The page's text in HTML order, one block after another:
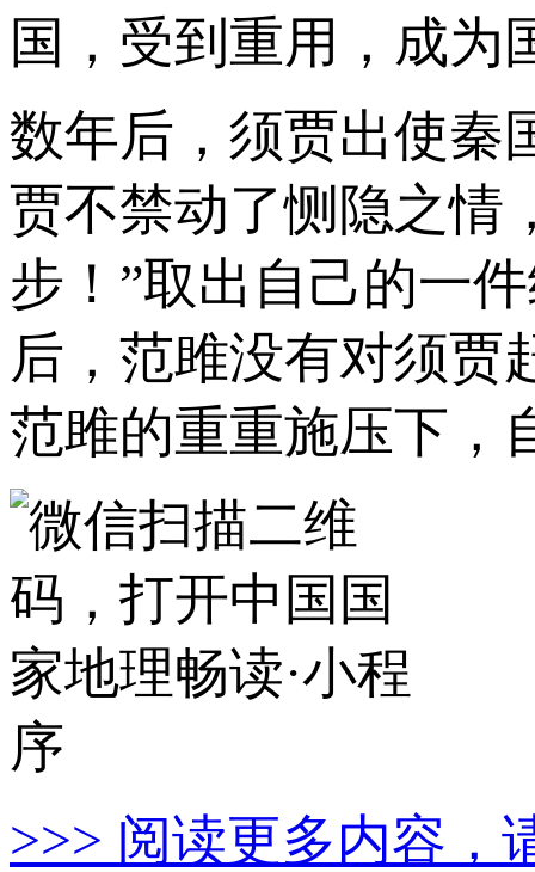
国，受到重用，成为
数年后，须贾出使秦
贾不禁动了恻隐之情
步！”取出自己的一
后，范雎没有对须贾
范雎的重重施压下，
>>> 阅读更多内容，